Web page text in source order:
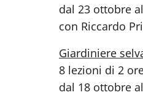
dal 23 ottobre
con Riccardo
Giardiniere
8 lezioni di 2
dal 18 ottobre